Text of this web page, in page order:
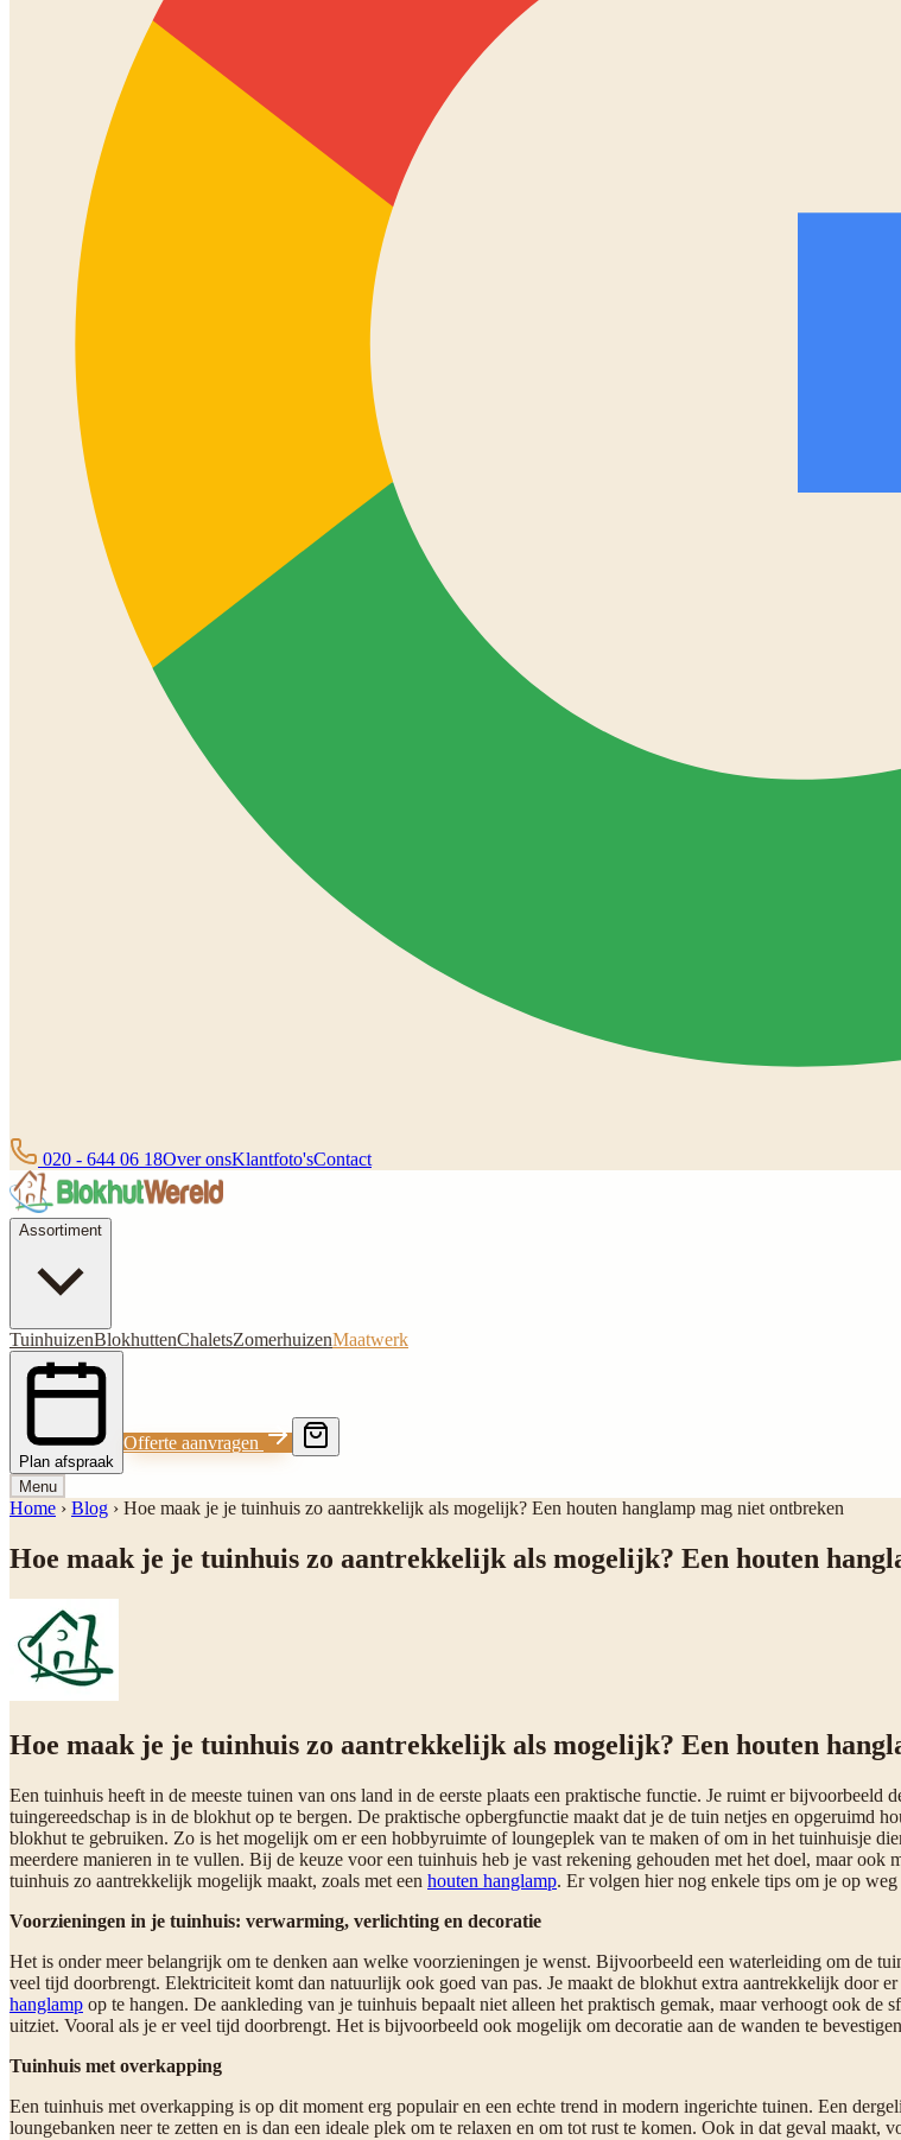
020 - 644 06 18Over onsKlantfoto'sContact
Assortiment
TuinhuizenBlokhuttenChaletsZomerhuizenMaatwerk
Plan afspraak
Offerte aanvragen
Menu
Home › Blog › Hoe maak je je tuinhuis zo aantrekkelijk als mogelijk? Een houten hanglamp mag niet ontbreken
Hoe maak je je tuinhuis zo aantrekkelijk als mogelijk? Een houten
Hoe maak je je tuinhuis zo aantrekkelijk als mogelijk? Een houten
Een tuinhuis heeft in de meeste tuinen van ons land in de eerste plaats een praktische functie. Je ruimt er
tuingereedschap is in de blokhut op te bergen. De praktische opbergfunctie maakt dat je de tuin netjes en opgeruimd
blokhut te gebruiken. Zo is het mogelijk om er een hobbyruimte of loungeplek van te maken of om in het tuinhuisje
meerdere manieren in te vullen. Bij de keuze voor een tuinhuis heb je vast rekening gehouden met het doel, maar
tuinhuis zo aantrekkelijk mogelijk maakt, zoals met een houten hanglamp. Er volgen hier nog enkele tips om je op weg
Voorzieningen in je tuinhuis: verwarming, verlichting en decoratie
Het is onder meer belangrijk om te denken aan welke voorzieningen je wenst. Bijvoorbeeld een waterleiding om de
veel tijd doorbrengt. Elektriciteit komt dan natuurlijk ook goed van pas. Je maakt de blokhut extra aantrekkelijk door
hanglamp op te hangen. De aankleding van je tuinhuis bepaalt niet alleen het praktisch gemak, maar verhoogt ook
uitziet. Vooral als je er veel tijd doorbrengt. Het is bijvoorbeeld ook mogelijk om decoratie aan de wanden te
Tuinhuis met overkapping
Een tuinhuis met overkapping is op dit moment erg populair en een echte trend in modern ingerichte tuinen. Een
loungebanken neer te zetten en is dan een ideale plek om te relaxen en om tot rust te komen. Ook in dat geval